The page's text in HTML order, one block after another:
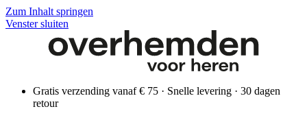
Zum Inhalt springen
Venster sluiten
Gratis verzending vanaf € 75 · Snelle levering · 30 dagen
retour